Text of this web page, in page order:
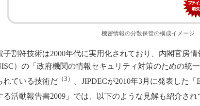
機密情報の分散保管の構成イメージ
割符技術は2000年代に実用化されており、内閣官房情
）の「政府機関の情報セキュリティ対策のための統
れている技術だ （3）
。JIPDECが2010年3月に発表した
る活動報告書2009」では、以下のような見解も紹介され